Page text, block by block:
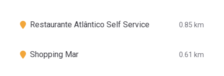
Restaurante Atlântico Self Service 0.85 km
Shopping Mar 0.61 km